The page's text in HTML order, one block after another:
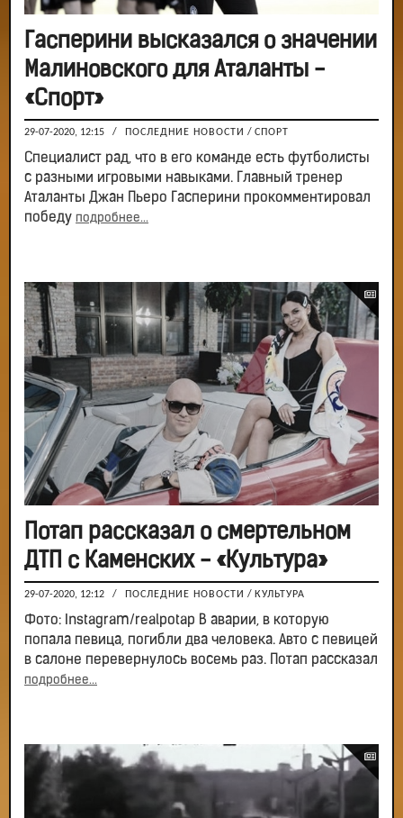
Гасперини высказался о значении
Малиновского для Аталанты -
«Спорт»
29-07-2020, 12:15 / ПОСЛЕДНИЕ НОВОСТИ / СПОРТ
Специалист рад, что в его команде есть футболисты
с разными игровыми навыками. Главный тренер
Аталанты Джан Пьеро Гасперини прокомментировал
победу подробнее...
Потап рассказал о смертельном
ДТП с Каменских - «Культура»
29-07-2020, 12:12 / ПОСЛЕДНИЕ НОВОСТИ / КУЛЬТУРА
Фото: Instagram/realpotap В аварии, в которую
попала певица, погибли два человека. Авто с певицей
в салоне перевернулось восемь раз. Потап рассказал
подробнее...